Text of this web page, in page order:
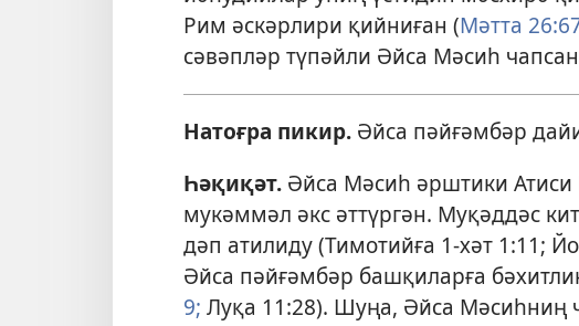
Рим әскәрлири қийниған (Мәтта
сәвәпләр түпәйли Әйса Мәсиһ
Натоғра пикир. Әйса пәйғәмбәр
Һәқиқәт. Әйса Мәсиһ әрштики
мукәммәл әкс әттүргән. Муқәддәс
дәп атилиду (Тимотийға 1-хәт 1:11;
Әйса пәйғәмбәр башқиларға
9; Луқа 11:28). Шуңа, Әйса Мәсиһниң